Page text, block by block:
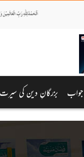
بزرگانِ دین کی سیرت